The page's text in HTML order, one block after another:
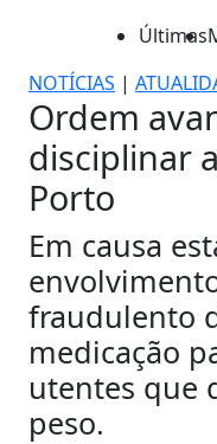
Últimas
NOTÍCIAS |
Ordem
disciplinar
Porto
Em causa
fraudulento
medicação
utentes que
peso.